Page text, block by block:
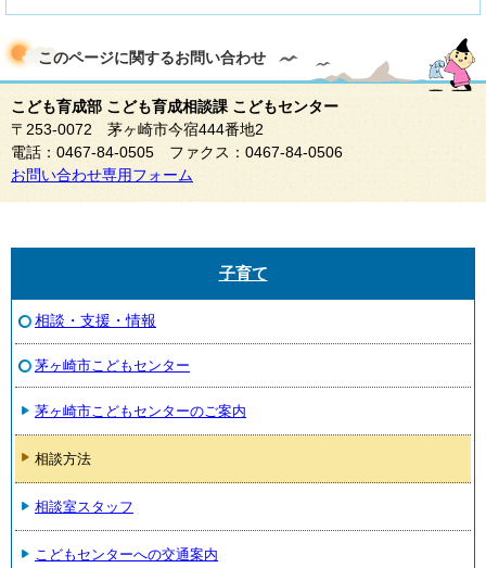
このページに関するお問い合わせ
こども育成部 こども育成相談課 こどもセンター
〒253-0072 茅ヶ崎市今宿444番地2
電話：0467-84-0505 ファクス：0467-84-0506
お問い合わせ専用フォーム
子育て
相談・支援・情報
茅ヶ崎市こどもセンター
茅ヶ崎市こどもセンターのご案内
相談方法
相談室スタッフ
こどもセンターへの交通案内